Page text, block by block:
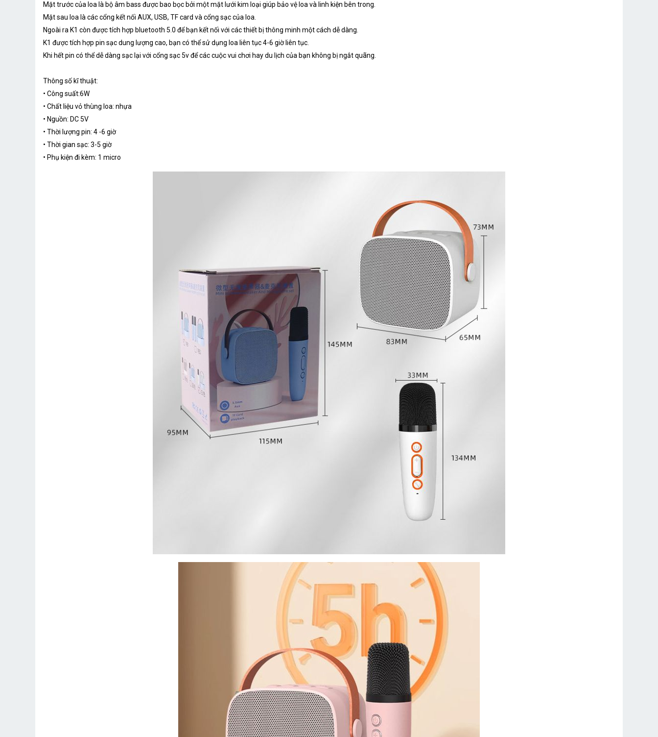
Mặt trước của loa là bộ âm bass được bao bọc bởi một mặt lưới kim loại giúp bảo vệ loa và linh kiện bên trong.
Mặt sau loa là các cổng kết nối AUX, USB, TF card và cổng sạc của loa.
Ngoài ra K1 còn được tích hợp bluetooth 5.0 để bạn kết nối với các thiết bị thông minh một cách dễ dàng.
K1 được tích hợp pin sạc dung lượng cao, bạn có thể sử dụng loa liên tục 4-6 giờ liên tục.
Khi hết pin có thể dễ dàng sạc lại với cổng sạc 5v để các cuộc vui chơi hay du lịch của bạn không bị ngắt quãng.
Thông số kĩ thuật:
• Công suất:6W
• Chất liệu vỏ thùng loa: nhựa
• Nguồn: DC 5V
• Thời lượng pin: 4 -6 giờ
• Thời gian sạc: 3-5 giờ
• Phụ kiện đi kèm: 1 micro